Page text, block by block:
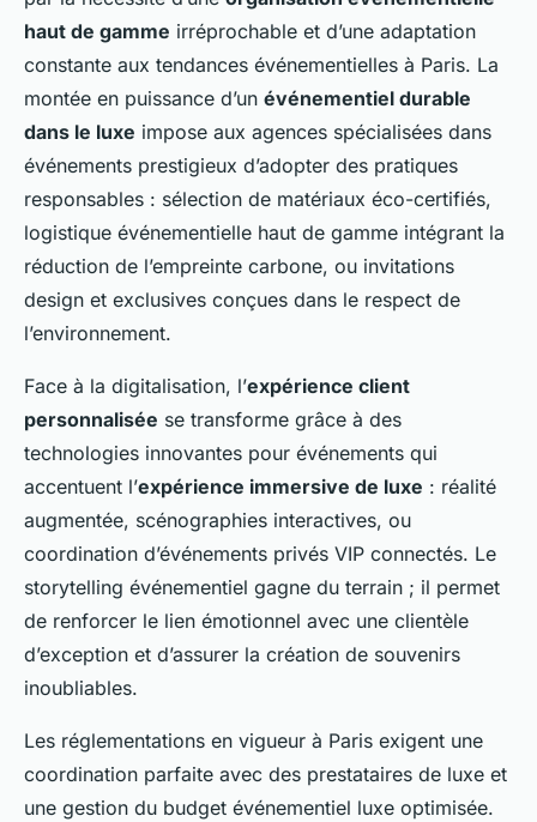
haut de gamme irréprochable et d’une adaptation
constante aux tendances événementielles à Paris. La
montée en puissance d’un événementiel durable
dans le luxe impose aux agences spécialisées dans
événements prestigieux d’adopter des pratiques
responsables : sélection de matériaux éco-certifiés,
logistique événementielle haut de gamme intégrant la
réduction de l’empreinte carbone, ou invitations
design et exclusives conçues dans le respect de
l’environnement.
Face à la digitalisation, l’expérience client
personnalisée se transforme grâce à des
technologies innovantes pour événements qui
accentuent l’expérience immersive de luxe : réalité
augmentée, scénographies interactives, ou
coordination d’événements privés VIP connectés. Le
storytelling événementiel gagne du terrain ; il permet
de renforcer le lien émotionnel avec une clientèle
d’exception et d’assurer la création de souvenirs
inoubliables.
Les réglementations en vigueur à Paris exigent une
coordination parfaite avec des prestataires de luxe et
une gestion du budget événementiel luxe optimisée.